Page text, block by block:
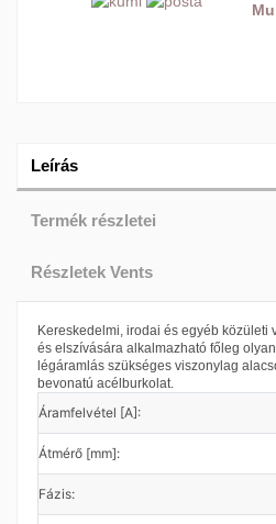
Leírás
Termék részletei
Részletek Vents
Kereskedelmi, irodai és egyéb közületi
és elszívására alkalmazható főleg
légáramlás szükséges viszonylag
bevonatú acélburkolat.
Áramfelvétel [A]:
Átmérő [mm]:
Fázis: